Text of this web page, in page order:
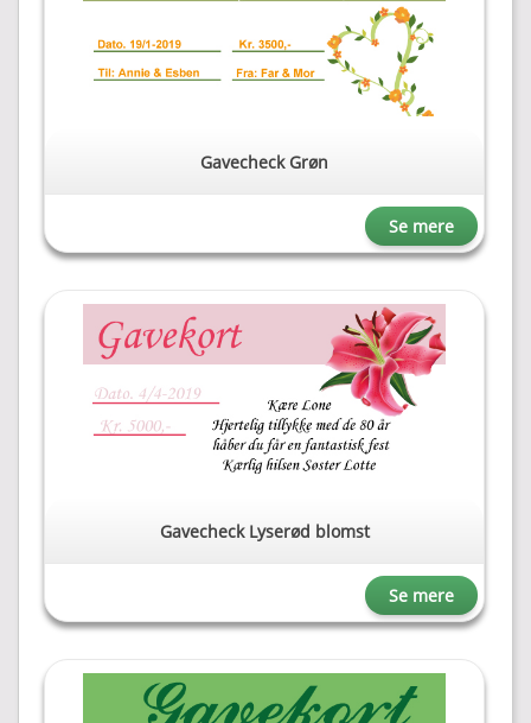
Gavecheck Grøn
Se mere
Gavecheck Lyserød blomst
Se mere